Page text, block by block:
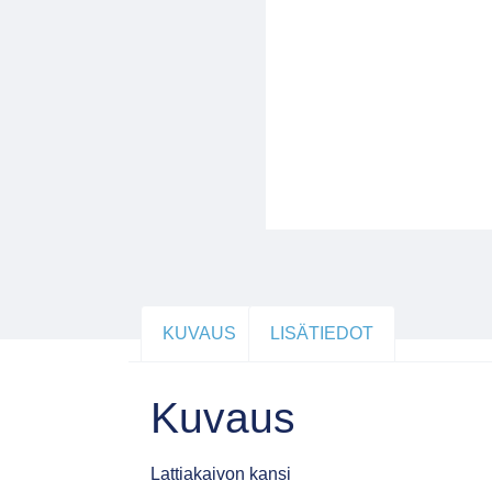
KUVAUS LISÄTIEDOT
Kuvaus
Lattiakaivon kansi